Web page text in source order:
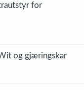
for
og gjæringskar